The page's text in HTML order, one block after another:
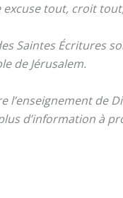
excuse tout, croit
Saintes Écritures
de Jérusalem.
l’enseignement de
d’information à